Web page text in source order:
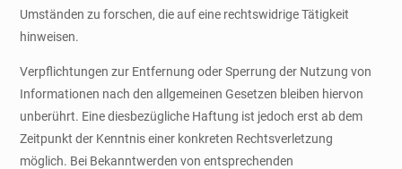
Umständen zu forschen, die auf eine rechtswidrige Tätigkeit
hinweisen.
Verpflichtungen zur Entfernung oder Sperrung der Nutzung von
Informationen nach den allgemeinen Gesetzen bleiben hiervon
unberührt. Eine diesbezügliche Haftung ist jedoch erst ab dem
Zeitpunkt der Kenntnis einer konkreten Rechtsverletzung
möglich. Bei Bekanntwerden von entsprechenden